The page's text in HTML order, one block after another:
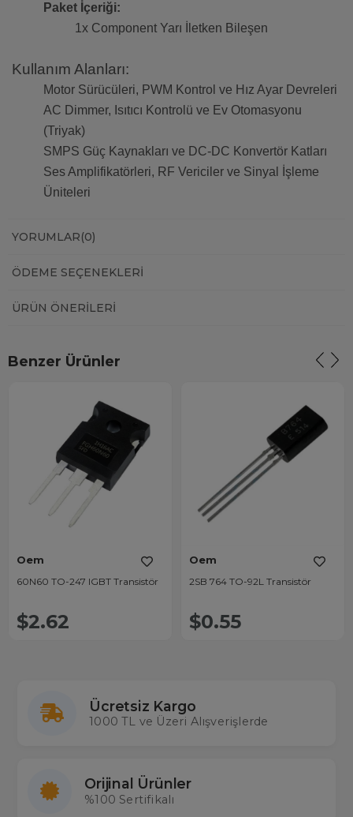
Paket İçeriği:
1x Component Yarı İletken Bileşen
Kullanım Alanları:
Motor Sürücüleri, PWM Kontrol ve Hız Ayar Devreleri
AC Dimmer, Isıtıcı Kontrolü ve Ev Otomasyonu
(Triyak)
SMPS Güç Kaynakları ve DC-DC Konvertör Katları
Ses Amplifikatörleri, RF Vericiler ve Sinyal İşleme
Üniteleri
YORUMLAR(0)
ÖDEME SEÇENEKLERI
ÜRÜN ÖNERILERI
Benzer Ürünler
Oem
60N60 TO-247 IGBT Transistör
$2.62
Oem
2SB 764 TO-92L Transistör
$0.55
Ücretsiz Kargo
1000 TL ve Üzeri Alışverişlerde
Orijinal Ürünler
%100 Sertifikalı